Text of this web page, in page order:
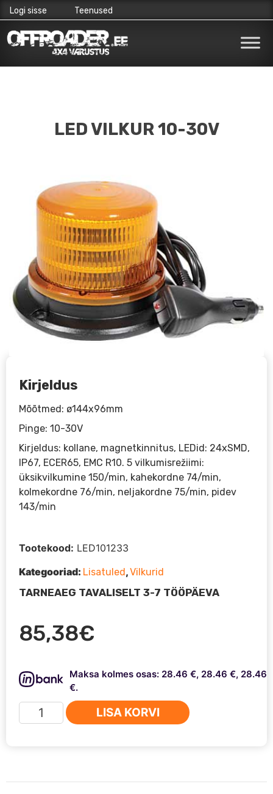
to
Logi sisse Teenused
LED VILKUR 10-30V
85,38€
Kirjeldus
Mõõtmed: ø144x96mm
Pinge: 10-30V
Kirjeldus: kollane, magnetkinnitus, LEDid: 24xSMD,
IP67, ECER65, EMC R10. 5 vilkumisrežiimi:
üksikvilkumine 150/min, kahekordne 74/min,
kolmekordne 76/min, neljakordne 75/min, pidev
143/min
Maksa kolmes osas: 28.46 €, 28.46 €, 28.46
€.
LED
vilkur
LISA KORVI
Tootekood: LED101233
Kategooriad: Lisatuled ,Vilkurid
TARNEAEG TAVALISELT 3-7 TÖÖPÄEVA